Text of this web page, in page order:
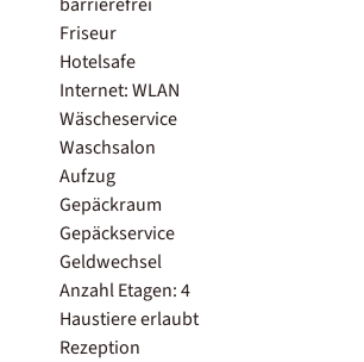
Friseur
Hotelsafe
Internet: WLAN
Wäscheservice
Waschsalon
Aufzug
Gepäckraum
Gepäckservice
Geldwechsel
Anzahl Etagen: 4
Haustiere erlaubt
Rezeption